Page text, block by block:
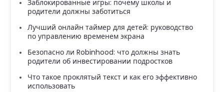
Заблокированные игры: почему школы и
родители должны заботиться
Лучший онлайн таймер для детей: руководство
по управлению временем экрана
Безопасно ли Robinhood: что должны знать
родители об инвестировании подростков
Что такое проклятый текст и как его эффективно
использовать